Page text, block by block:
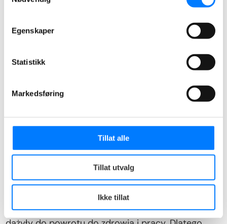
Egenskaper
Statistikk
Markedsføring
Tillat alle
Tillat utvalg
Ikke tillat
Prawo do AAP
Wymóg aktywności jak dla
bezrobotnych
NAV wymaga, aby osoby pobierające AAP aktywnie